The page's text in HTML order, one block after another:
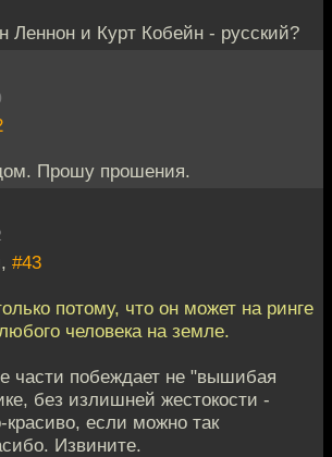
и Курт Кобейн - русский?
Прошу прошения.
#43
потому, что он может на ринге
человека на земле.
части побеждает не "вышибая
без излишней жестокости -
красиво, если можно так
Извините.